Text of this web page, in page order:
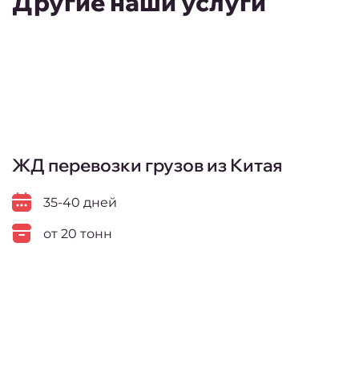
ЖД перевозки грузов из Китая
35-40 дней
от 20 тонн